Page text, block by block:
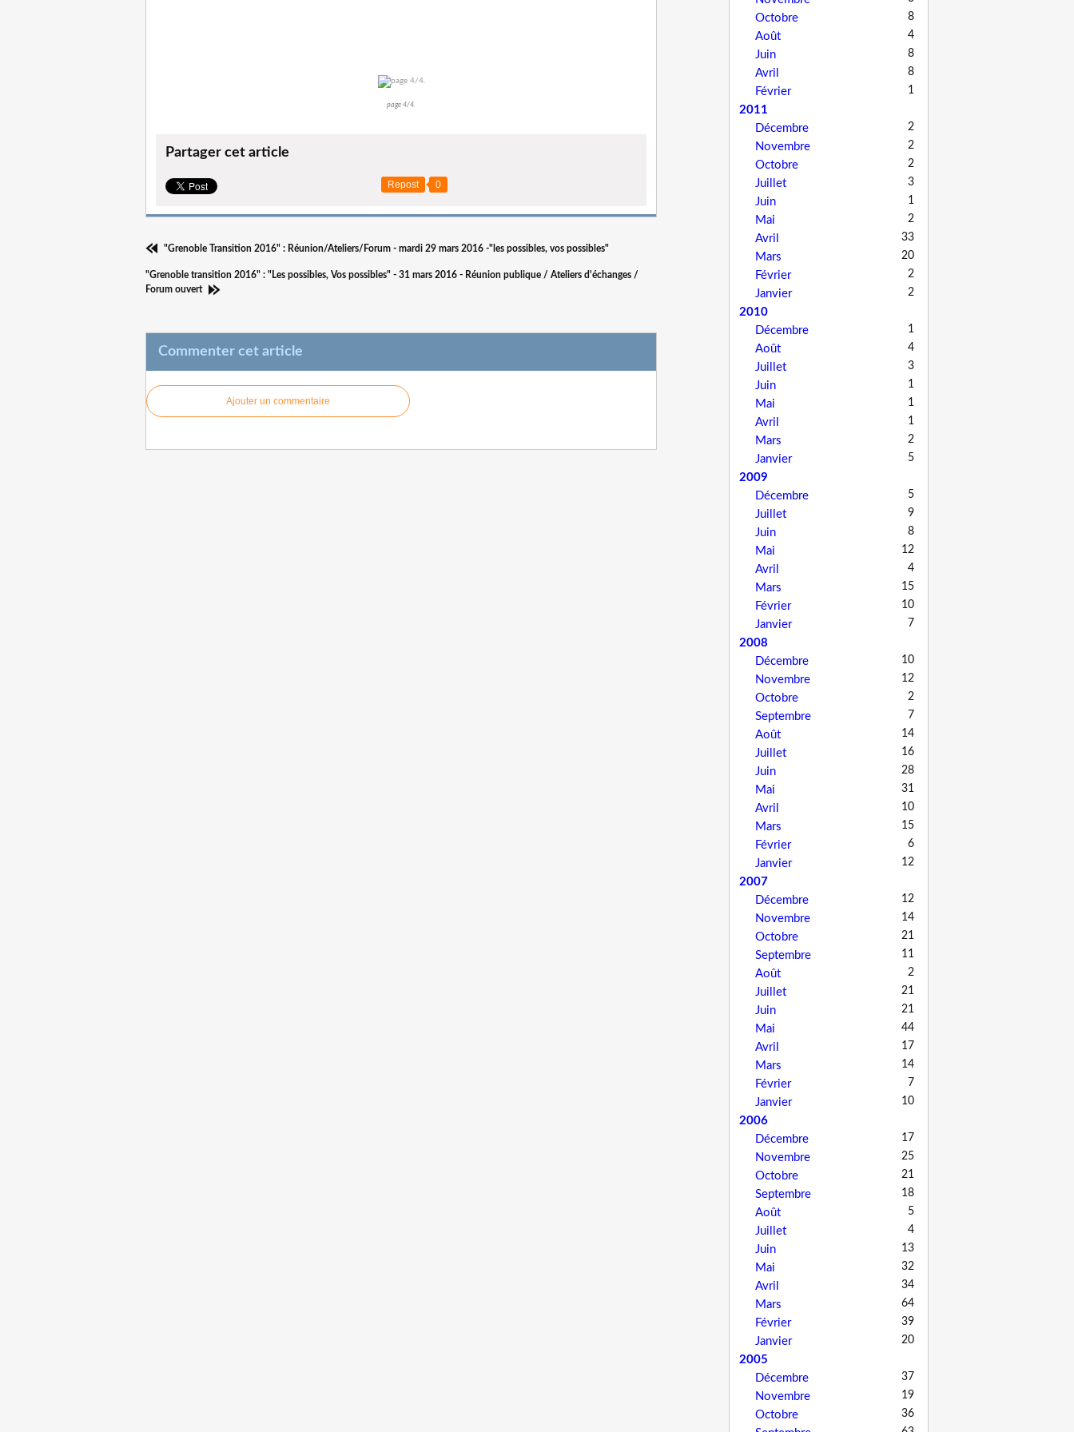
page 4/4.
Partager cet article
Repost 0
"Grenoble Transition 2016" : Réunion/Ateliers/Forum - mardi 29 mars 2016 -"les possibles, vos possibles"
"Grenoble transition 2016" : "Les possibles, Vos possibles" - 31 mars 2016 - Réunion publique / Ateliers d'échanges /
Forum ouvert
Commenter cet article
Ajouter un commentaire
Octobre 8
Août 4
Juin 8
Avril 8
Février 1
2011
Décembre
2
Novembre 2
Octobre 2
Juillet 3
Juin 1
Mai 2
Avril 33
Mars 20
Février 2
Janvier 2
2010
Décembre
1
Août 4
Juillet 3
Juin 1
Mai 1
Avril 1
Mars 2
Janvier 5
2009
Décembre
5
Juillet 9
Juin 8
Mai 12
Avril 4
Mars 15
Février 10
Janvier 7
2008
Décembre
10
Novembre 12
Octobre 2
Septembre 7
Août 14
Juillet 16
Juin 28
Mai 31
Avril 10
Mars 15
Février 6
Janvier 12
2007
Décembre
12
Novembre 14
Octobre 21
Septembre 11
Août 2
Juillet 21
Juin 21
Mai 44
Avril 17
Mars 14
Février 7
Janvier 10
2006
Décembre
17
Novembre 25
Octobre 21
Septembre 18
Août 5
Juillet 4
Juin 13
Mai 32
Avril 34
Mars 64
Février 39
Janvier 20
2005
Décembre
37
Novembre 19
Octobre 36